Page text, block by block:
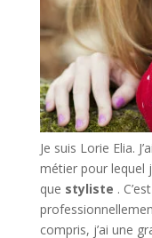
Je suis Lorie Elia.
métier pour lequel
que styliste .
compris, j’ai une